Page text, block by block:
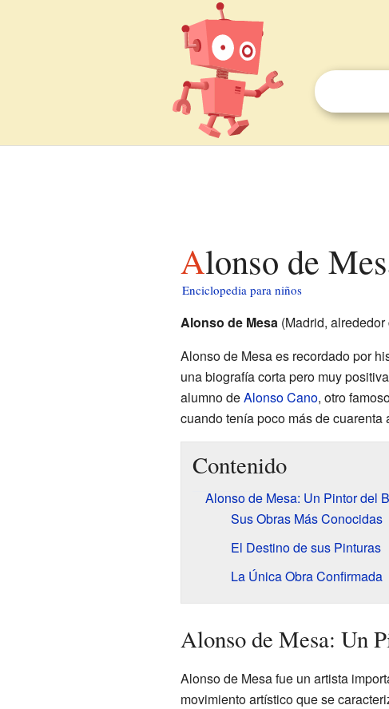
Alonso de
Enciclopedia para niños
Alonso de Mesa(Madrid, alrededor
Alonso de Mesa es recordado por
una biografía corta pero muy
alumno deAlonso Cano, otro
cuando tenía poco más de cuarenta
Contenido
Alonso de Mesa: Un Pintor del
Sus Obras Más Conocidas
El Destino de sus Pinturas
La Única Obra Confirmada
Alonso de Mesa: Un
Alonso de Mesa fue un artista
movimiento artístico que se